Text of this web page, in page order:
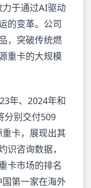
于通过AI驱动
的变革。公司
，突破传统燃
重卡的大规模
年、2024年和
分别交付509
卡，展现出其
识咨询数据，
卡市场的排名
第一家在海外